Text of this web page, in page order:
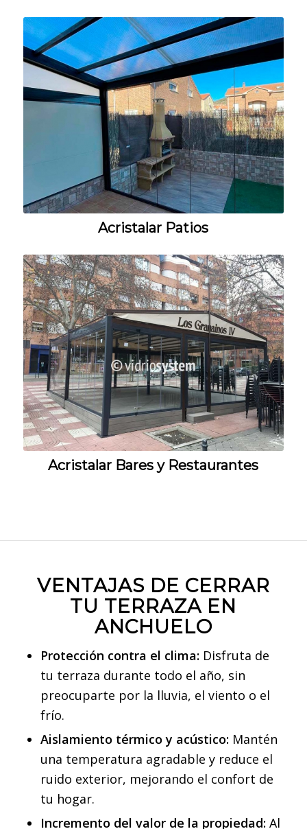
Acristalar Patios
Acristalar Bares y Restaurantes
VENTAJAS DE CERRAR
TU TERRAZA EN
ANCHUELO
Protección contra el clima:Disfruta de
tu terraza durante todo el año, sin
preocuparte por la lluvia, el viento o el
frío.
Aislamiento térmico y acústico:Mantén
una temperatura agradable y reduce el
ruido exterior, mejorando el confort de
tu hogar.
Incremento del valor de la propiedad:Al